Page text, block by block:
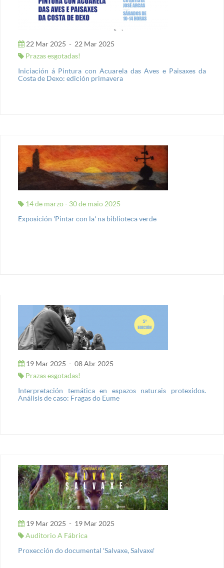
22 Mar 2025 - 22 Mar 2025
Prazas esgotadas!
Iniciación á Pintura con Acuarela das Aves e Paisaxes da
Costa de Dexo: edición primavera
14 de marzo - 30 de maio 2025
Exposición 'Pintar con la' na biblioteca verde
19 Mar 2025 - 08 Abr 2025
Prazas esgotadas!
Interpretación temática en espazos naturais protexidos.
Análisis de caso: Fragas do Eume
19 Mar 2025 - 19 Mar 2025
Auditorio A Fábrica
Proxección do documental 'Salvaxe, Salvaxe'